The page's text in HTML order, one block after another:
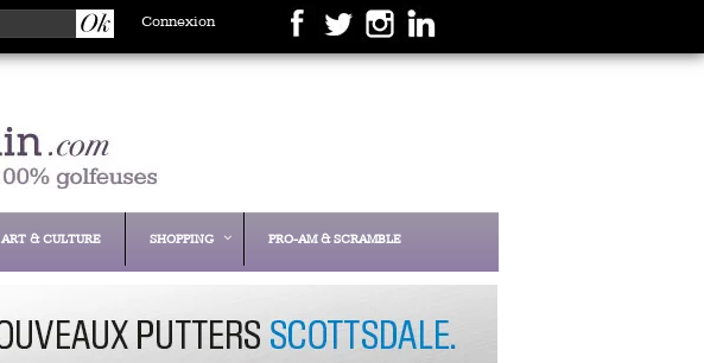
Connexion
ART & CULTURE SHOPPING PRO-AM & SCRAMBLE